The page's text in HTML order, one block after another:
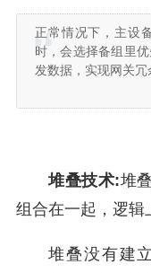
正常情况下，主设
时，会选择备组里
发数据，实现网关冗
堆叠技术:堆
组合在一起，逻辑
堆叠没有建